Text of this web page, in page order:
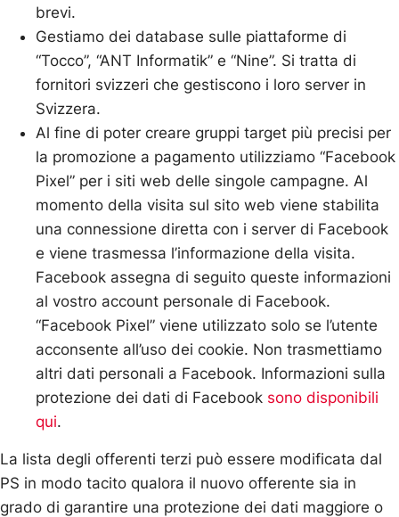
brevi.
Gestiamo dei database sulle piattaforme di
“Tocco”, “ANT Informatik” e “Nine”. Si tratta di
fornitori svizzeri che gestiscono i loro server in
Svizzera.
Al fine di poter creare gruppi target più precisi per
la promozione a pagamento utilizziamo “Facebook
Pixel” per i siti web delle singole campagne. Al
momento della visita sul sito web viene stabilita
una connessione diretta con i server di Facebook
e viene trasmessa l’informazione della visita.
Facebook assegna di seguito queste informazioni
al vostro account personale di Facebook.
“Facebook Pixel” viene utilizzato solo se l’utente
acconsente all’uso dei cookie. Non trasmettiamo
altri dati personali a Facebook. Informazioni sulla
protezione dei dati di Facebook sono disponibili
qui.
La lista degli offerenti terzi può essere modificata dal
PS in modo tacito qualora il nuovo offerente sia in
grado di garantire una protezione dei dati maggiore o